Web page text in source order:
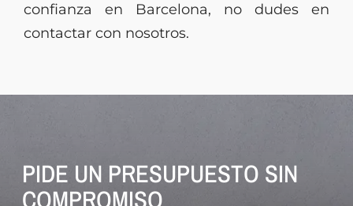
confianza en Barcelona, no dudes en
contactar con nosotros.
PIDE UN PRESUPUESTO SIN